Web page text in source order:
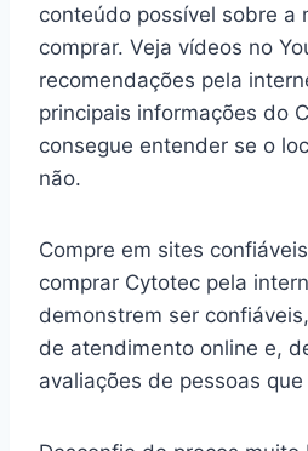
conteúdo possível sobre a
comprar. Veja vídeos no
recomendações pela
principais informações do
consegue entender se o
não.
Compre em sites
comprar Cytotec pela
demonstrem ser
de atendimento online e,
avaliações de pessoas